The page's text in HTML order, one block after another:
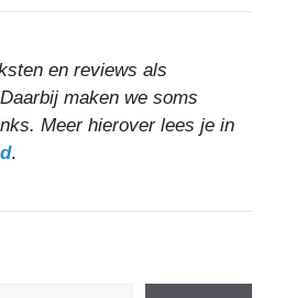
en reviews als
maken we soms
Meer hierover lees je in
.